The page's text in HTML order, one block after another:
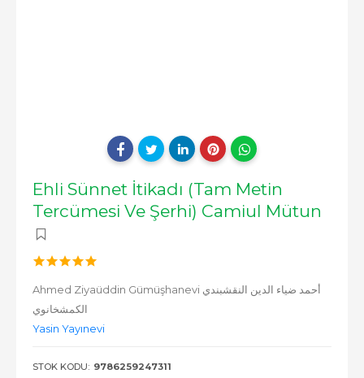
Ehli Sünnet İtikadı (Tam Metin
Tercümesi Ve Şerhi) Camiul Mütun
Ahmed Ziyaüddin Gümüşhanevi أحمد ضياء الدين النقشبندي
الكمشخانوي
Yasin Yayınevi
STOK KODU: 9786259247311